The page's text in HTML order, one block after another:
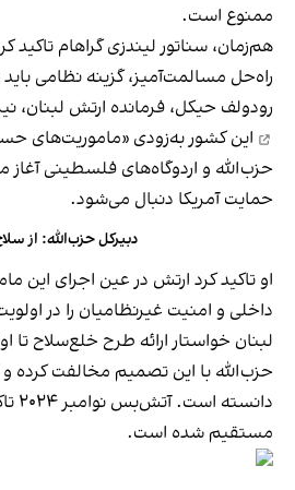
ممنوع است.
هم‌زمان، سناتور لیندزی گراهام تاکید
راه‌حل مسالمت‌آمیز، گزینه نظامی
رودولف حیکل، فرمانده ارتش لبنان،
این کشور به‌زودی «ماموریت‌های
حزب‌الله و اردوگاه‌های فلسطینی آغاز
حمایت آمریکا دنبال می‌شود.
دبیرکل حزب‌الله: از
او تاکید کرد ارتش در عین اجرای این
داخلی و امنیت غیرنظامیان را در
لبنان خواستار ارائه طرح خلع‌سلاح تا
حزب‌الله با این تصمیم مخالفت کرده و
مستقیم شده است.